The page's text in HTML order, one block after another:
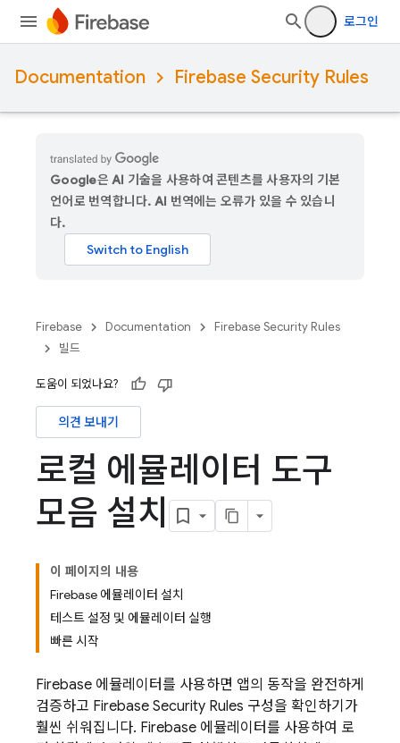
로그인
Documentation Firebase Security Rules
Google은 AI 기술을 사용하여 콘텐츠를 사용자의 기본
언어로 번역합니다. AI 번역에는 오류가 있을 수 있습니
다.
Firebase Documentation
Firebase Security Rules
빌드
도움이 되었나요?
의견 보내기
로컬 에뮬레이터 도구
모음 설치
이 페이지의 내용
Firebase 에뮬레이터 설치
테스트 설정 및 에뮬레이터 실행
빠른 시작
Firebase 에뮬레이터를 사용하면 앱의 동작을 완전하게
검증하고 Firebase Security Rules 구성을 확인하기가
훨씬 쉬워집니다. Firebase 에뮬레이터를 사용하여 로